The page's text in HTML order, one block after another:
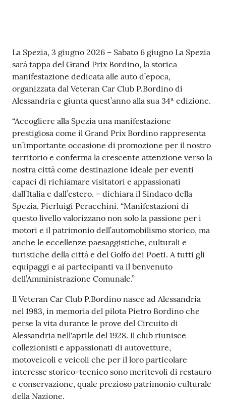
C
e
r
t
f
i
c
a
t
i
A
n
a
g
r
a
f
i
c
i
o
n
l
i
n
e
A
Contenuto
La Spezia, 3 giugno 2026 – Sabato 6 giugno La Spezia
sarà tappa del Grand Prix Bordino, la storica
manifestazione dedicata alle auto d’epoca,
organizzata dal Veteran Car Club P.Bordino di
Alessandria e giunta quest’anno alla sua 34ª edizione.
“Accogliere alla Spezia una manifestazione
prestigiosa come il Grand Prix Bordino rappresenta
un’importante occasione di promozione per il nostro
territorio e conferma la crescente attenzione verso la
nostra città come destinazione ideale per eventi
capaci di richiamare visitatori e appassionati
dall’Italia e dall’estero. – dichiara il Sindaco della
Spezia, Pierluigi Peracchini. “Manifestazioni di
questo livello valorizzano non solo la passione per i
motori e il patrimonio dell’automobilismo storico, ma
anche le eccellenze paesaggistiche, culturali e
turistiche della città e del Golfo dei Poeti. A tutti gli
equipaggi e ai partecipanti va il benvenuto
dell’Amministrazione Comunale.”
Il Veteran Car Club P.Bordino nasce ad Alessandria
nel 1983, in memoria del pilota Pietro Bordino che
perse la vita durante le prove del Circuito di
Alessandria nell'aprile del 1928. Il club riunisce
collezionisti e appassionati di autovetture,
motoveicoli e veicoli che per il loro particolare
interesse storico-tecnico sono meritevoli di restauro
e conservazione, quale prezioso patrimonio culturale
della Nazione.